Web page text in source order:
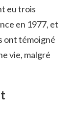
eu trois
en 1977, et
ont témoigné
vie, malgré